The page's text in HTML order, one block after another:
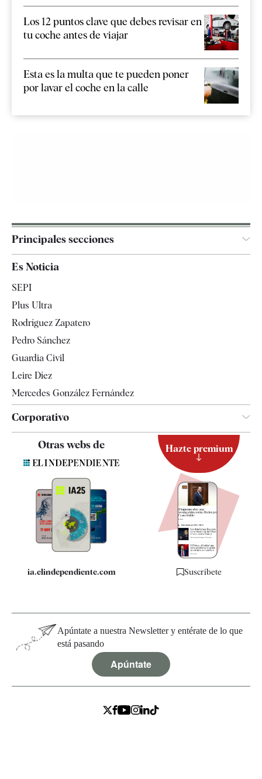
Los 12 puntos clave que debes revisar en
tu coche antes de viajar
Esta es la multa que te pueden poner
por lavar el coche en la calle
Principales secciones
Televisión
Es Noticia
SEPI
Plus Ultra
Rodríguez Zapatero
Pedro Sánchez
Guardia Civil
Leire Díez
Mercedes González Fernández
Corporativo
Quiénes somos
Especificaciones
Otras webs de
ia.elindependiente.com
Hazte premium
Suscríbete
Apúntate a nuestra Newsletter y entérate de lo que
está pasando
Apúntate